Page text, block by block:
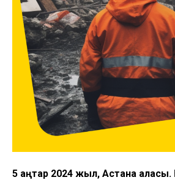
5 қаңтар 2024 жыл, Астана қаласы.